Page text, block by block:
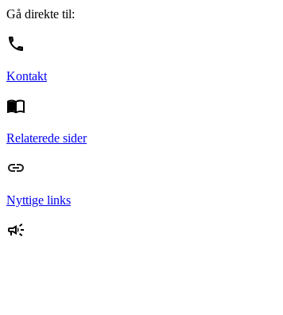
Gå direkte til:
Kontakt
Relaterede sider
Nyttige links